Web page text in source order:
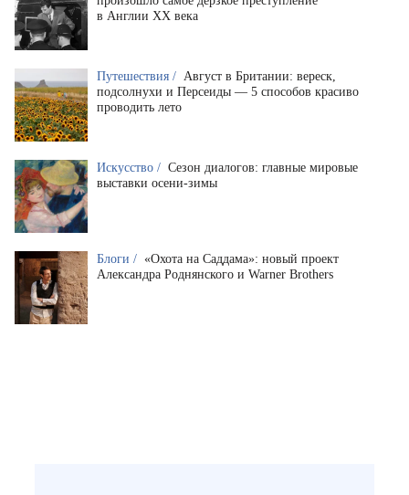
в Англии XX века
Путешествия / Август в Британии: вереск,
подсолнухи и Персеиды — 5 способов красиво
проводить лето
Искусство / Сезон диалогов: главные мировые
выставки осени-зимы
Блоги / «Охота на Саддама»: новый проект
Александра Роднянского и Warner Brothers